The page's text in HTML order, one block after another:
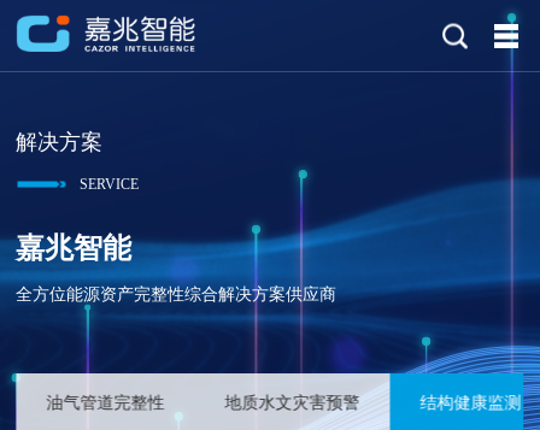
解决方案
SERVICE
嘉兆智能
全方位能源资产完整性综合解决方案供应商
油气管道完整性 地质水文灾害预警 结构健康监测